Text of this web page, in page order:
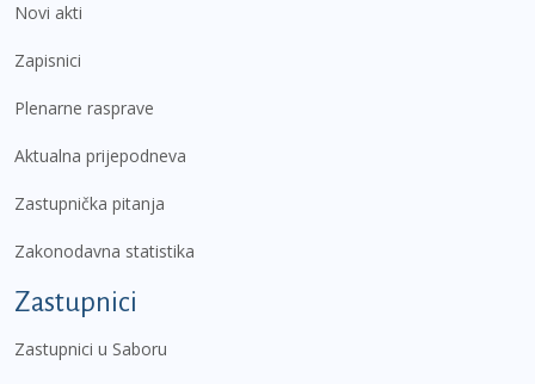
Novi akti
Zapisnici
Plenarne rasprave
Aktualna prijepodneva
Zastupnička pitanja
Zakonodavna statistika
Zastupnici
Zastupnici u Saboru